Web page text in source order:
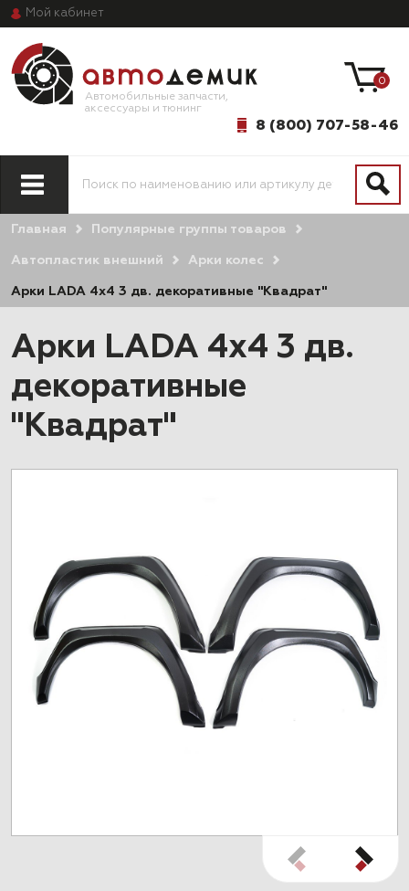
Мой кабинет
Автомобильные запчасти,
аксессуары и тюнинг
8 (800) 707-58-46
0
Главная Популярные группы товаров
Автопластик внешний Арки колес
Арки LADA 4x4 3 дв. декоративные "Квадрат"
Арки LADA 4x4 3 дв.
декоративные
"Квадрат"